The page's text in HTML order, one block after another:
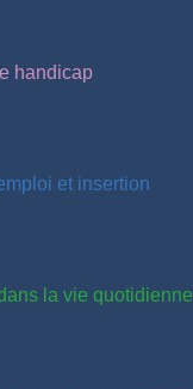
handicap
et insertion
la vie quotidienne